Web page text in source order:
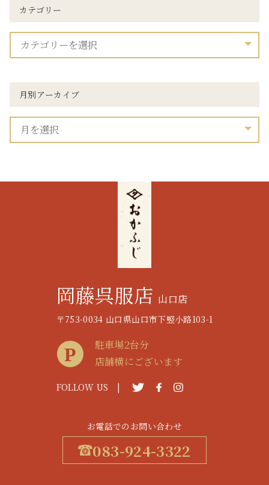
カテゴリー
月別アーカイブ
岡藤呉服店 山口店
〒753-0034 山口県山口市下竪小路103-1
駐車場2台分
店舗横にございます
FOLLOW US |
お電話でのお問い合わせ
083-924-3322